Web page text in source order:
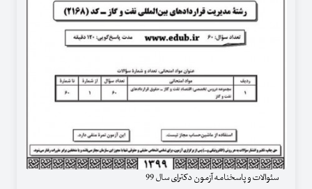
سئوالات و پاسخنامه آزمون دکترای سال 99